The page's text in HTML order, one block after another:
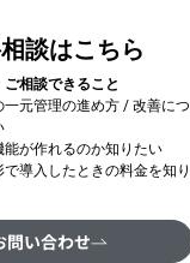
談はこちら
相談できること
一元管理の進め方 / 改善につ
能が作れるのか知りたい
で導入したときの料金を知り
問い合わせ